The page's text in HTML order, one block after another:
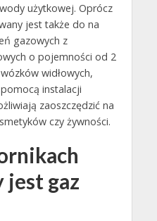
użytkowej. Oprócz
jest także do na
gazowych z
o pojemności od 2
widłowych,
instalacji
zaoszczędzić na
czy żywności.
jest gaz